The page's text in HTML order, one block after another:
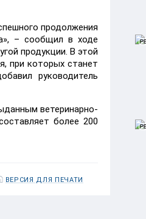
продолжения
– сообщил в ходе
продукции. В этой
при которых станет
руководитель
ветеринарно-
более 200
ВЕРСИЯ ДЛЯ ПЕЧАТИ